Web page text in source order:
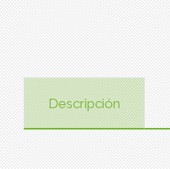
Descripción